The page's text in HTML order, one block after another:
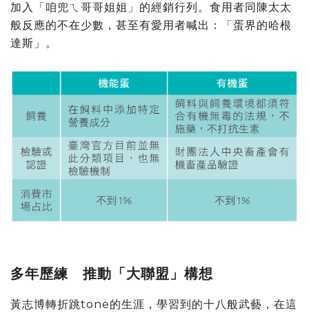
加入「咱兜ㄟ哥哥姐姐」的經銷行列。食用者同陳太太
般反應的不在少數，甚至有愛用者喊出：「蛋界的哈根
達斯」。
多年歷練 推動「大聯盟」構想
黃志博轉折跳tone的生涯，學習到的十八般武藝，在這